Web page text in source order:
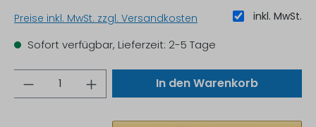
inkl. MwSt.
Preise inkl. MwSt. zzgl. Versandkosten
Sofort verfügbar, Lieferzeit: 2-5 Tage
In den Warenkorb